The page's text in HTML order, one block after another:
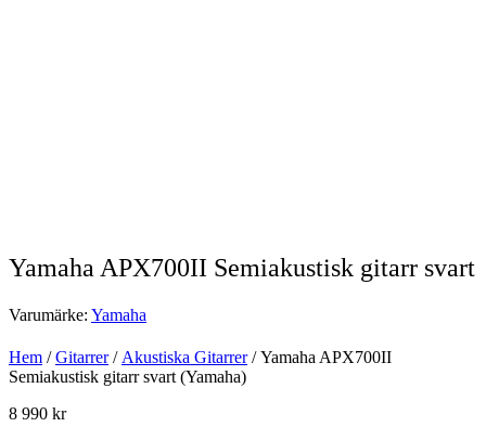
Yamaha APX700II Semiakustisk gitarr svart
Varumärke: Yamaha
Hem /Gitarrer/Akustiska Gitarrer/ Yamaha APX700II
Semiakustisk gitarr svart (Yamaha)
8 990 kr